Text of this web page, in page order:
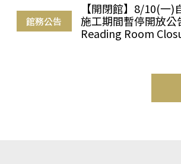
館務公告
【開閉館】8/10(一
施工期間暫停開放
Reading Room